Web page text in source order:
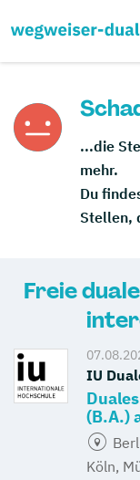
...die
mehr.
Du
Stellen,
Freie
IU
(B.A.)
Köln,